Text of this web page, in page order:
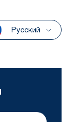
Русский